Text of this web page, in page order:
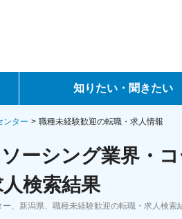
知りたい・聞きたい
転職ノウハウ
データで見る転職
コラム・インタビュー
ンター 職種未経験歓迎の転職・求人情報
ーシング業界・
検索結果
、新潟県、職種未経験歓迎の転職・求人検